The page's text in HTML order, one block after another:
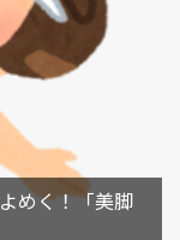
めく！「美脚